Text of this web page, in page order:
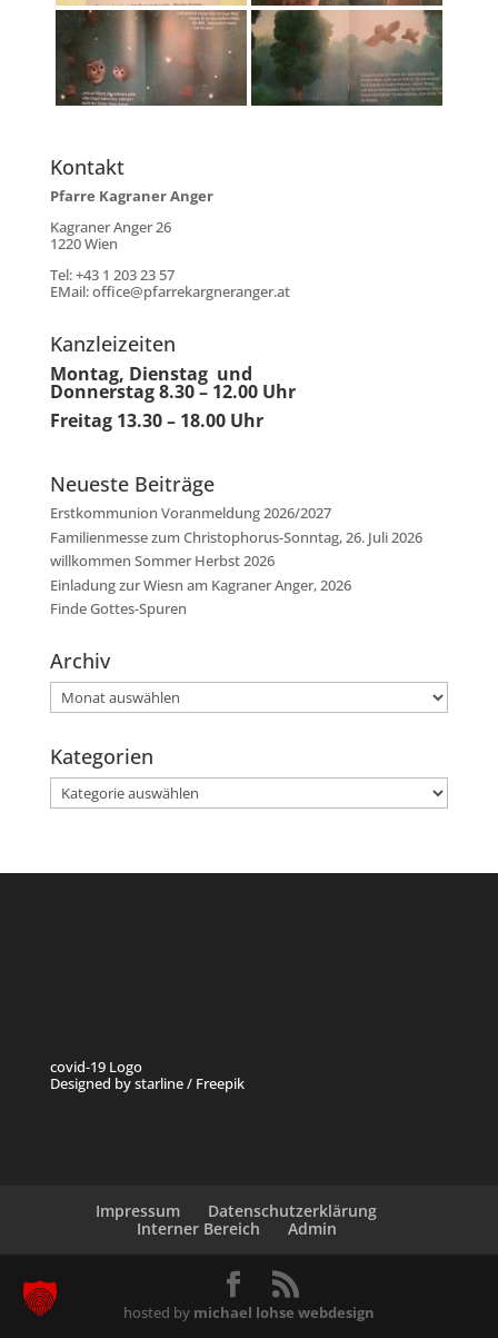
Kontakt
Pfarre Kagraner Anger
Kagraner Anger 26
1220 Wien
Tel: +43 1 203 23 57
EMail:office@pfarrekargneranger.at
Kanzleizeiten
Montag, Dienstag und
Donnerstag 8.30 – 12.00 Uhr
Freitag 13.30 – 18.00 Uhr
Neueste Beiträge
Erstkommunion Voranmeldung 2026/2027
Familienmesse zum Christophorus-Sonntag, 26. Juli 2026
willkommen Sommer Herbst 2026
Einladung zur Wiesn am Kagraner Anger, 2026
Finde Gottes-Spuren
Archiv
Archiv
Kategorien
Kategorien
covid-19 Logo
Designed by starline / Freepik
Impressum
Datenschutzerklärung
Interner Bereich
Admin
hosted by michael lohse webdesign